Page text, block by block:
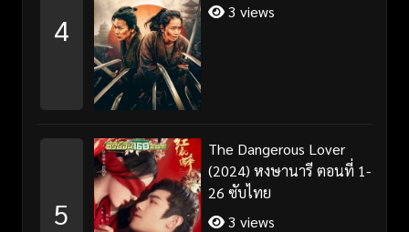
4
3 views
5
The Dangerous Lover
(2024) หงษานารี ตอนที่ 1-
26 ซับไทย
3 views